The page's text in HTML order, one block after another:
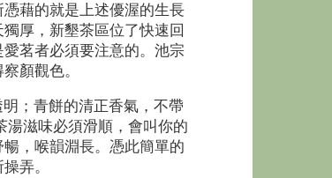
藉的就是上述優渥的生長
厚，新墾茶區位了快速回
茗者必須要注意的。池宗
顏觀色。
；青餅的清正香氣，不帶
湯滋味必須滑順，會叫你的
，喉韻淵長。憑此簡單的
弄。